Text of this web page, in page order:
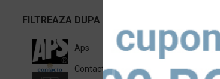
FILTREAZA DUPA BRAND
Aps 2
Contacto 3